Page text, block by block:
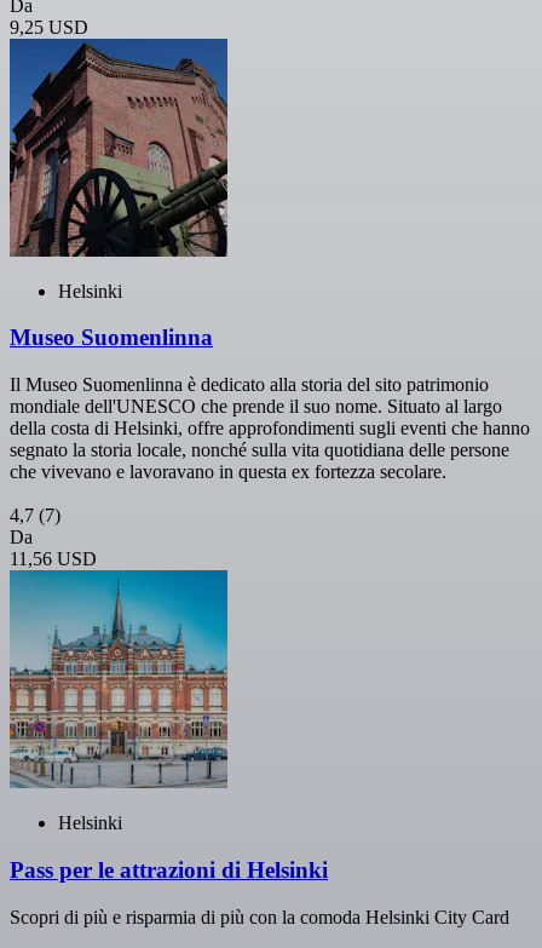
Da
9,25 USD
Helsinki
Museo Suomenlinna
Il Museo Suomenlinna è dedicato alla storia del sito patrimonio
mondiale dell'UNESCO che prende il suo nome. Situato al largo
della costa di Helsinki, offre approfondimenti sugli eventi che hanno
segnato la storia locale, nonché sulla vita quotidiana delle persone
che vivevano e lavoravano in questa ex fortezza secolare.
4,7 (7)
Da
11,56 USD
Helsinki
Pass per le attrazioni di Helsinki
Scopri di più e risparmia di più con la comoda Helsinki City Card